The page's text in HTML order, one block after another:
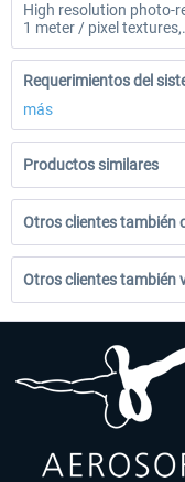
High resolution photo-
1 meter / pixel
Requerimientos del
más
Productos similares
Otros clientes también
Otros clientes también